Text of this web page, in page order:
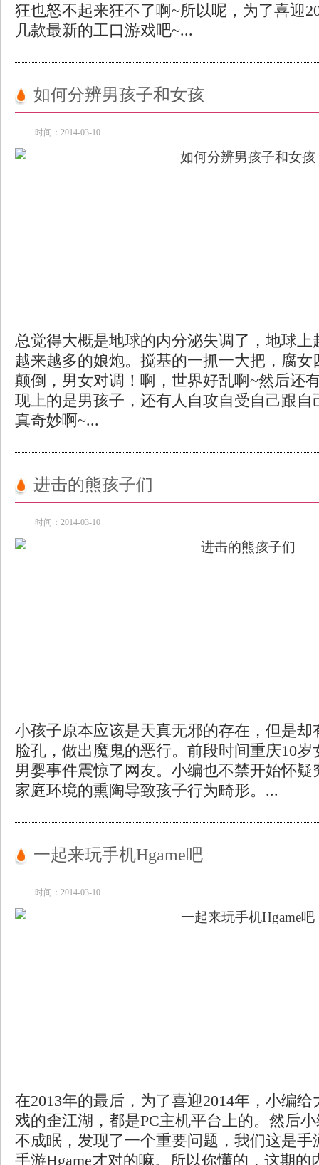
狂也怒不起来狂不了啊~所以呢，为了喜迎
几款最新的工口游戏吧~...
如何分辨男孩子和女孩
时间：2014-03-10
总觉得大概是地球的内分泌失调了，地球
越来越多的娘炮。搅基的一抓一大把，腐
颠倒，男女对调！啊，世界好乱啊~然后还
现上的是男孩子，还有人自攻自受自己跟
真奇妙啊~...
进击的熊孩子们
时间：2014-03-10
小孩子原本应该是天真无邪的存在，但是
脸孔，做出魔鬼的恶行。前段时间重庆10
男婴事件震惊了网友。小编也不禁开始怀
家庭环境的熏陶导致孩子行为畸形。...
一起来玩手机Hgame吧
时间：2014-03-10
在2013年的最后，为了喜迎2014年，小编
戏的歪江湖，都是PC主机平台上的。然后
不成眠，发现了一个重要问题，我们这是
手游Hgame才对的嘛。所以你懂的，这期